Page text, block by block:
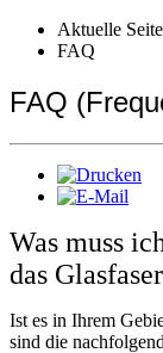
Aktuelle
FAQ
FAQ
Was muss
das
Ist es in Ihrem
sind die